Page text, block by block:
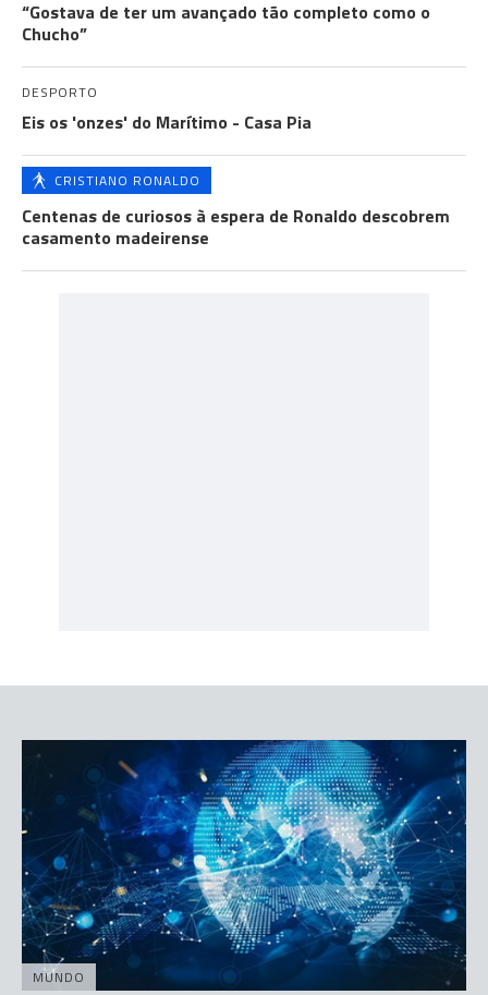
“Gostava de ter um avançado tão completo como o
Chucho”
DESPORTO
Eis os 'onzes' do Marítimo - Casa Pia
CRISTIANO RONALDO
Centenas de curiosos à espera de Ronaldo descobrem
casamento madeirense
MUNDO